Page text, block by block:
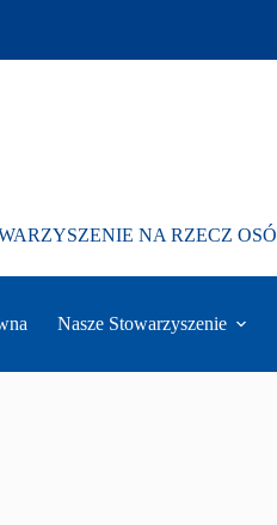
NA RZECZ
Nasze Stowarzyszenie